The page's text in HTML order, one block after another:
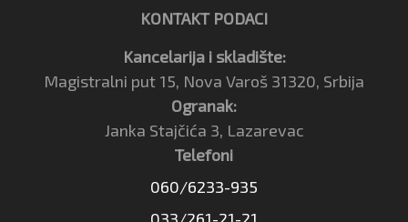
KONTAKT PODACI
Kancelarija i skladište:
Magistralni put 15, Nova Varoš 31320, Srbija
Ogranak:
Janka Stajčića 3, Lazarevac
Telefoni
060/6233-935